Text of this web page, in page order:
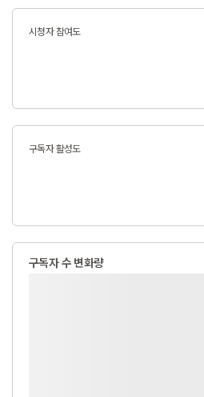
시청자 참여도
구독자 활성도
구독자 수 변화량